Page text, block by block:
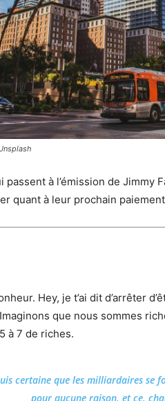
à l’émission de Jimmy
quant à leur prochain
Hey, je t’ai dit d’arrêter
que nous sommes
à 7 de riches.
certaine que les milliardaires se
pour aucune raison, et ce,